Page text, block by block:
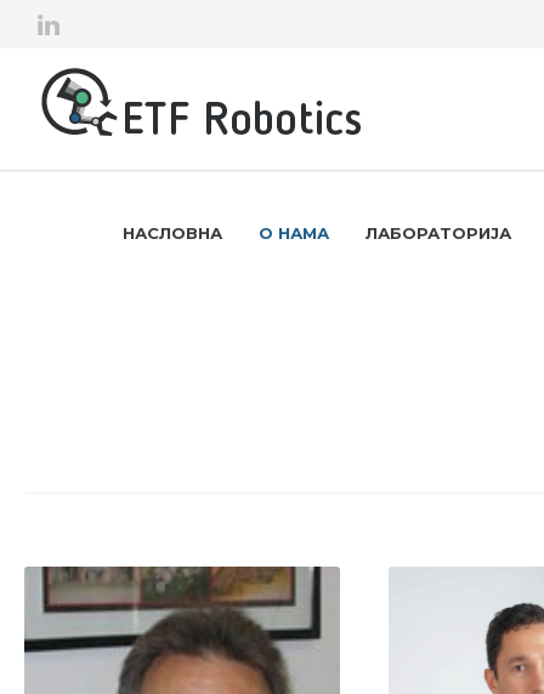
НАСЛОВНА О НАМА ЛАБОРАТОРИЈА